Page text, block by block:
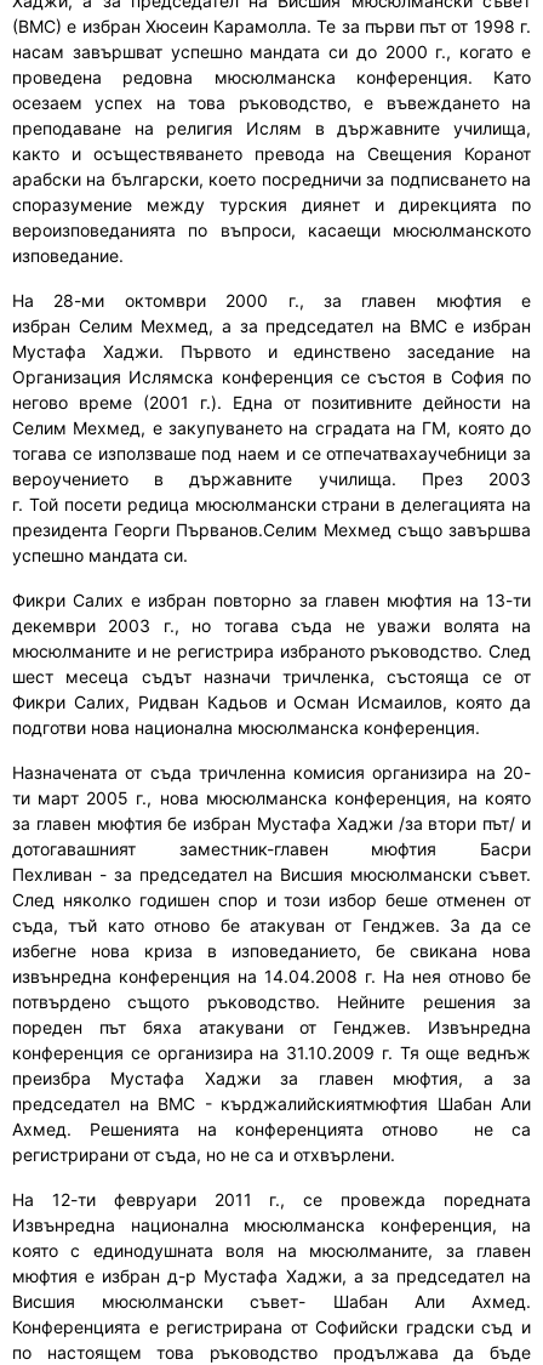
(ВМС) е избран Хюсеин Карамолла. Те за първи път от 1998 г.
насам завършват успешно мандата си до 2000 г., когато е
проведена редовна мюсюлманска конференция. Като
осезаем успех на това ръководство, е въвеждането на
преподаване на религия Ислям в държавните училища,
както и осъществяването превода на Свещения Коранот
арабски на български, което посредничи за подписването на
споразумение между турския диянет и дирекцията по
вероизповеданията по въпроси, касаещи мюсюлманското
изповедание.
На 28-ми октомври 2000 г., за главен мюфтия е
избран Селим Мехмед, а за председател на ВМС е избран
Мустафа Хаджи. Първото и единствено заседание на
Организация Ислямска конференция се състоя в София по
негово време (2001 г.). Една от позитивните дейности на
Селим Мехмед, е закупуването на сградата на ГМ, която до
тогава се използваше под наем и се отпечатвахаучебници за
вероучението в държавните училища. През 2003
г. Той посети редица мюсюлмански страни в делегацията на
президента Георги Първанов.Селим Мехмед също завършва
успешно мандата си.
Фикри Салихе избран повторно за главен мюфтия на 13-ти
декември 2003 г., но тогава съда не уважи волята на
мюсюлманите и не регистрира избраното ръководство. След
шест месеца съдът назначи тричленка, състояща се от
Фикри Салих, Ридван Кадьов и Осман Исмаилов, която да
подготви нова национална мюсюлманска конференция.
Назначената от съда тричленна комисия организира на 20-
ти март 2005 г., нова мюсюлманска конференция, на която
за главен мюфтия бе избран Мустафа Хаджи /за втори път/ и
дотогавашният заместник-главен мюфтия Басри
Пехливан -за председател на Висшия мюсюлмански съвет.
След няколко годишен спор и този избор беше отменен от
съда, тъй като отново бе атакуван от Генджев. За да се
избегне нова криза в изповеданието, бе свикана нова
извънредна конференция на 14.04.2008 г. На нея отново бе
потвърдено същото ръководство. Нейните решения за
пореден пътбяха атакувани от Генджев. Извънредна
конференция се организира на 31.10.2009 г. Тя още веднъж
преизбра Мустафа Хаджи за главен мюфтия, а за
председател на ВМС - кърджалийскиятмюфтия Шабан Али
Ахмед. Решенията на конференцията отново
не са
регистрирани от съда, но не са и отхвърлени.
На 12-ти февруари 2011 г., се провежда поредната
Извънредна национална мюсюлманска конференция, на
която с единодушната воля на мюсюлманите, за главен
мюфтия е избран д-р Мустафа Хаджи, а за председател на
Висшия мюсюлмански съвет- Шабан Али Ахмед.
Конференцията е регистрирана от Софийски градски съд и
по настоящем това ръководство продължава да бъде